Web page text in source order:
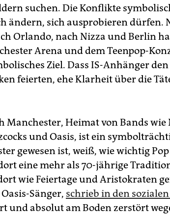
suchen. Die Konflikte
ändern, sich ausprobieren dürfen.
Orlando, nach Nizza und Berlin
Arena und dem Teenpop-
Ziel. Dass IS-Anhänger
feierten, ehe Klarheit über die
Manchester, Heimat von Bands wie
und Oasis, ist ein
gewesen ist, weiß, wie wichtig
eine mehr als 70-jährige
wie Feiertage und Aristokraten
Sänger, schrieb in den
und absolut am Boden zerstört